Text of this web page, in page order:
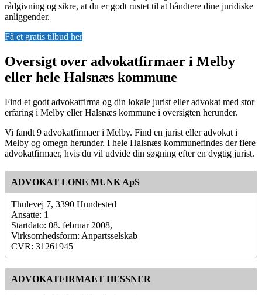
rådgivning og sikre, at du er godt rustet til at håndtere dine juridiske
anliggender.
Få et gratis tilbud her
Oversigt over advokatfirmaer i Melby
eller hele Halsnæs kommune
Find et godt advokatfirma og din lokale jurist eller advokat med stor
erfaring i Melby eller Halsnæs kommune i oversigten herunder.
Vi fandt 9 advokatfirmaer i Melby. Find en jurist eller advokat i
Melby og omegn herunder. I hele Halsnæs kommunefindes der flere
advokatfirmaer, hvis du vil udvide din søgning efter en dygtig jurist.
ADVOKAT LONE MUNK ApS
Thulevej 7, 3390 Hundested
Ansatte: 1
Startdato: 08. februar 2008,
Virksomhedsform: Anpartsselskab
CVR: 31261945
ADVOKATFIRMAET HESSNER